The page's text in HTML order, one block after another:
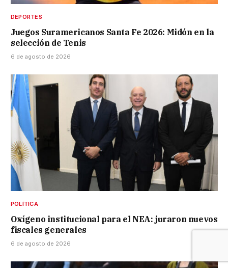
DEPORTES
Juegos Suramericanos Santa Fe 2026: Midón en la
selección de Tenis
6 de agosto de 2026
POLÍTICA
Oxígeno institucional para el NEA: juraron nuevos
fiscales generales
6 de agosto de 2026